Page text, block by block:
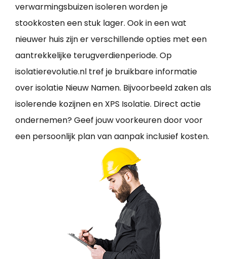
verwarmingsbuizen isoleren worden je
stookkosten een stuk lager. Ook in een wat
nieuwer huis zijn er verschillende opties met een
aantrekkelijke terugverdienperiode. Op
isolatierevolutie.nl tref je bruikbare informatie
over isolatie Nieuw Namen. Bijvoorbeeld zaken als
isolerende kozijnen en XPS Isolatie. Direct actie
ondernemen? Geef jouw voorkeuren door voor
een persoonlijk plan van aanpak inclusief kosten.